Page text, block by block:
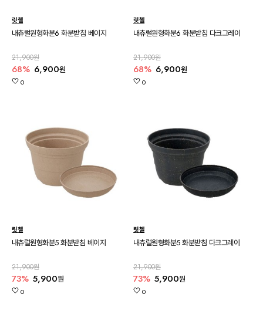
릿첼
내츄럴원형화분6 화분받침 베이지
21,900원
68% 6,900원
0
릿첼
내츄럴원형화분6 화분받침 다크그레이
21,900원
68% 6,900원
0
릿첼
내츄럴원형화분5 화분받침 베이지
21,900원
73% 5,900원
0
릿첼
내츄럴원형화분5 화분받침 다크그레이
21,900원
73% 5,900원
0